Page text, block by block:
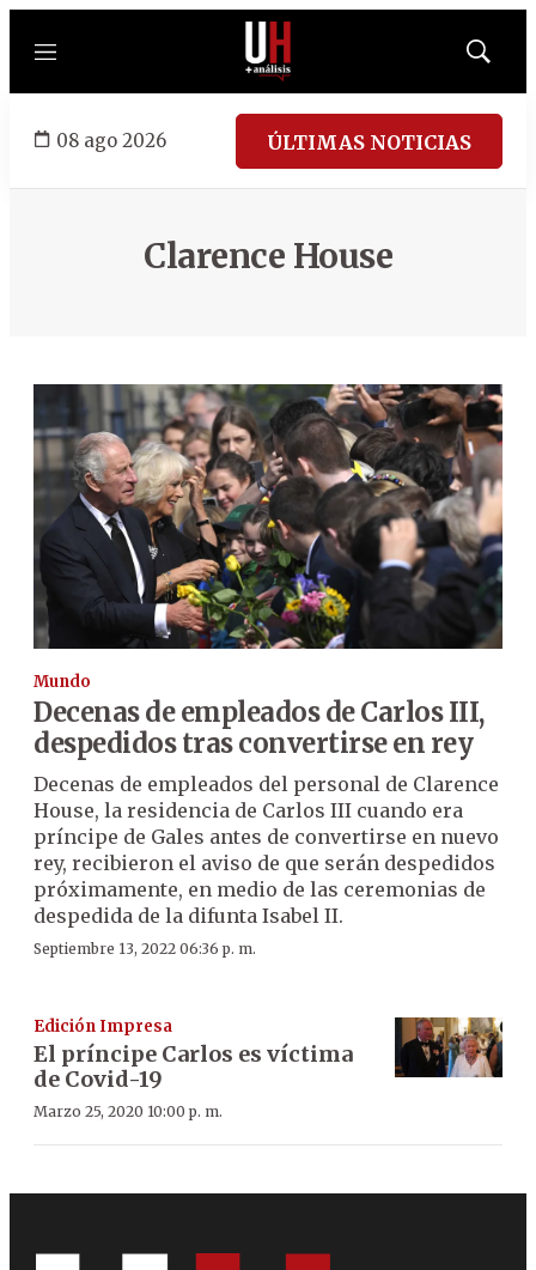
Menú
Mostrar
08 ago 2026 ÚLTIMAS NOTICIAS
Clarence House
Mundo
Decenas de empleados de Carlos III,
despedidos tras convertirse en rey
Decenas de empleados del personal de Clarence
House, la residencia de Carlos III cuando era
príncipe de Gales antes de convertirse en nuevo
rey, recibieron el aviso de que serán despedidos
próximamente, en medio de las ceremonias de
despedida de la difunta Isabel II.
Septiembre 13, 2022 06:36 p. m.
Edición Impresa
El príncipe Carlos es víctima
de Covid-19
Marzo 25, 2020 10:00 p. m.